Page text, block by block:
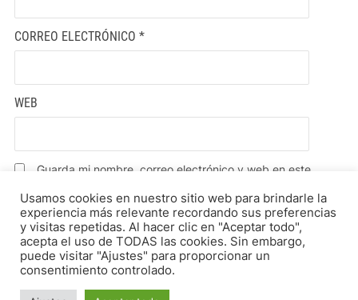
CORREO ELECTRÓNICO *
WEB
Guarda mi nombre, correo electrónico y web en este
Usamos cookies en nuestro sitio web para brindarle la
experiencia más relevante recordando sus preferencias
y visitas repetidas. Al hacer clic en "Aceptar todo",
acepta el uso de TODAS las cookies. Sin embargo,
puede visitar "Ajustes" para proporcionar un
consentimiento controlado.